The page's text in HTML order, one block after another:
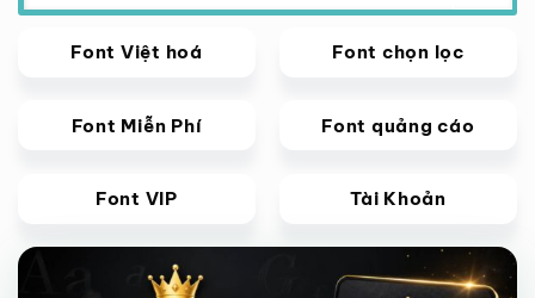
Font Việt hoá Font chọn lọc
Font Miễn Phí Font quảng cáo
Font VIP Tài Khoản
Giảm giá!